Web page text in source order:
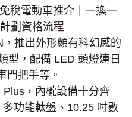
推出外形頗有科幻感的
型，配備 LED 頭燈連日
門把手等。
，內櫳設備十分齊
功能軚盤、10.25 吋數